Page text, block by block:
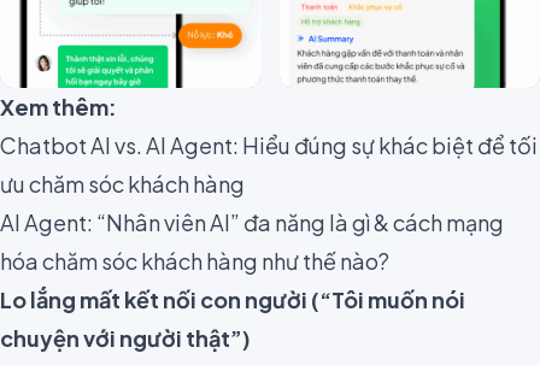
Xem thêm:
Chatbot AI vs. AI Agent: Hiểu đúng sự khác biệt để tối
ưu chăm sóc khách hàng
AI Agent: “Nhân viên AI” đa năng là gì & cách mạng
hóa chăm sóc khách hàng như thế nào?
Lo lắng mất kết nối con người (“Tôi muốn nói
chuyện với người thật”)